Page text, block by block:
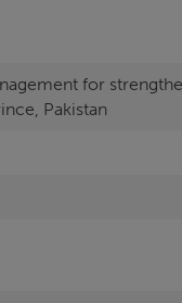
for
Pakistan